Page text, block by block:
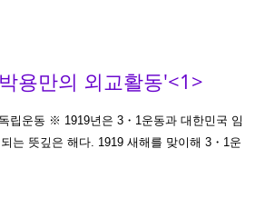
용만의 외교활동'<1>
립운동 ※ 1919년은 3・1운동과 대한민국 임
는 뜻깊은 해다. 1919 새해를 맞이해 3・1운